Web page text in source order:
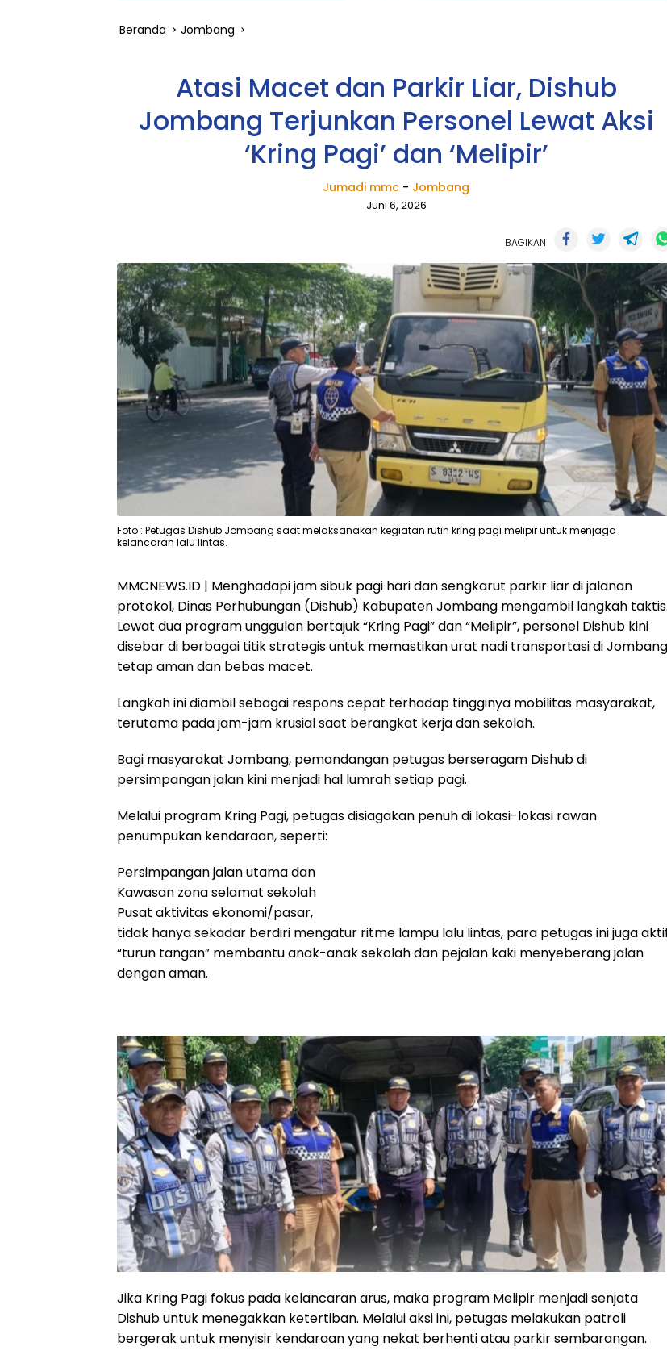
Beranda Jombang
Atasi Macet dan Parkir Liar, Dishub
Jombang Terjunkan Personel Lewat Aksi
‘Kring Pagi’ dan ‘Melipir’
Jumadi mmc - Jombang
Juni 6, 2026
BAGIKAN
Foto : Petugas Dishub Jombang saat melaksanakan kegiatan rutin kring pagi melipir untuk menjaga
kelancaran lalu lintas.
MMCNEWS.ID | Menghadapi jam sibuk pagi hari dan sengkarut parkir liar di jalanan
protokol, Dinas Perhubungan (Dishub) Kabupaten Jombang mengambil langkah taktis.
Lewat dua program unggulan bertajuk “Kring Pagi” dan “Melipir”, personel Dishub kini
disebar di berbagai titik strategis untuk memastikan urat nadi transportasi di Jombang
tetap aman dan bebas macet.
Langkah ini diambil sebagai respons cepat terhadap tingginya mobilitas masyarakat,
terutama pada jam-jam krusial saat berangkat kerja dan sekolah.
Bagi masyarakat Jombang, pemandangan petugas berseragam Dishub di
persimpangan jalan kini menjadi hal lumrah setiap pagi.
Melalui program Kring Pagi, petugas disiagakan penuh di lokasi-lokasi rawan
penumpukan kendaraan, seperti:
Persimpangan jalan utama dan
Kawasan zona selamat sekolah
Pusat aktivitas ekonomi/pasar,
tidak hanya sekadar berdiri mengatur ritme lampu lalu lintas, para petugas ini juga
“turun tangan” membantu anak-anak sekolah dan pejalan kaki menyeberang jalan
dengan aman.
Jika Kring Pagi fokus pada kelancaran arus, maka program Melipir menjadi senjata
Dishub untuk menegakkan ketertiban. Melalui aksi ini, petugas melakukan patroli
bergerak untuk menyisir kendaraan yang nekat berhenti atau parkir sembarangan.